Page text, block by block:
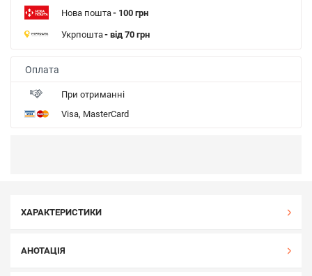
Нова пошта- 100 грн
Укрпошта- від 70 грн
Оплата
При отриманні
Visa, MasterCard
ХАРАКТЕРИСТИКИ
АНОТАЦІЯ